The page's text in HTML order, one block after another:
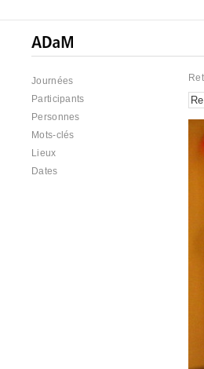
Journées
Participants
Personnes
Mots-clés
Lieux
Dates